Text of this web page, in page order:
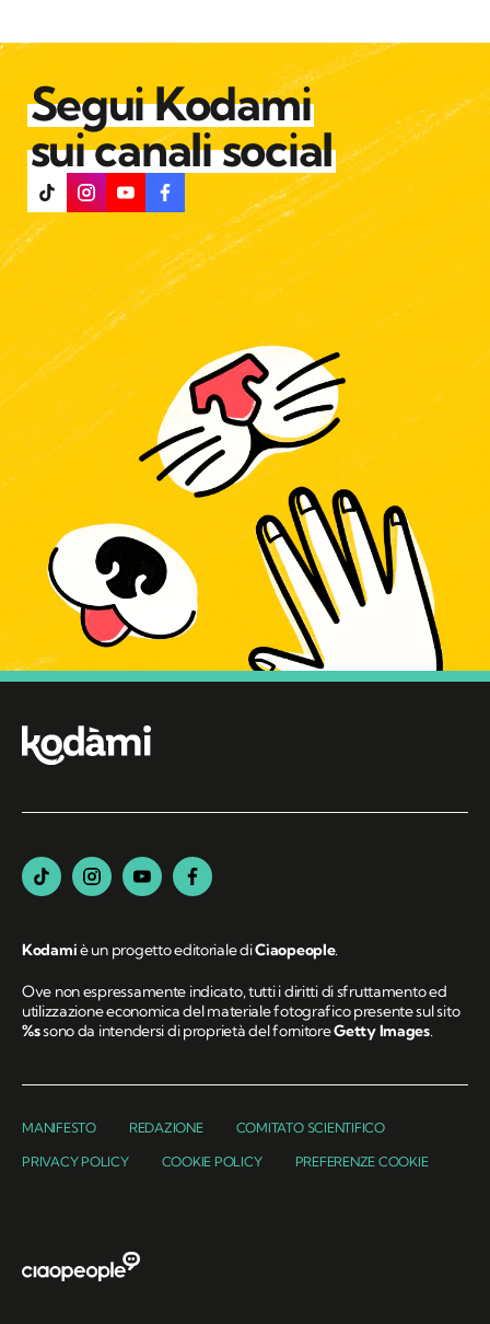
Segui Kodami
sui canali social
Kodamiè un progetto editoriale diCiaopeople.
Ove non espressamente indicato, tutti i diritti di sfruttamento ed
utilizzazione economica del materiale fotografico presente sul sito
%ssono da intendersi di proprietà del fornitoreGetty Images.
MANIFESTO REDAZIONE COMITATO SCIENTIFICO
PRIVACY POLICY COOKIE POLICY PREFERENZE COOKIE